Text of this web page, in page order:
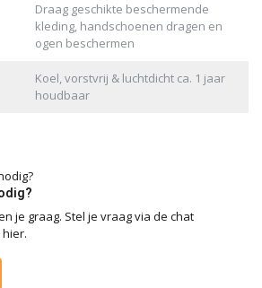
Draag geschikte beschermende
kleding, handschoenen dragen en
ogen beschermen
Koel, vorstvrij & luchtdicht ca. 1 jaar
houdbaar
je graag. Stel je vraag via de chat